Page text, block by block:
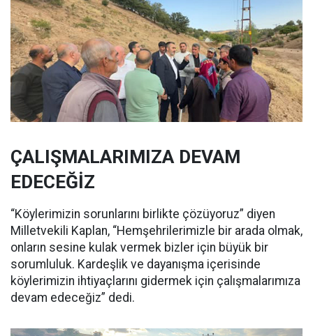
ÇALIŞMALARIMIZA DEVAM
EDECEĞİZ
“Köylerimizin sorunlarını birlikte çözüyoruz” diyen
Milletvekili Kaplan, “Hemşehrilerimizle bir arada olmak,
onların sesine kulak vermek bizler için büyük bir
sorumluluk. Kardeşlik ve dayanışma içerisinde
köylerimizin ihtiyaçlarını gidermek için çalışmalarımıza
devam edeceğiz” dedi.